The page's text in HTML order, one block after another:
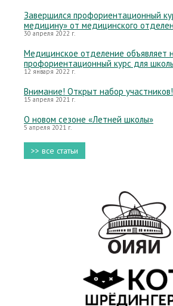
Завершился профориентационный
медицину» от медицинского
30 апреля 2022 г.
Медицинское отделение объявляет
профориентационный курс для
12 января 2022 г.
Внимание! Открыт набор участников!
15 апреля 2021 г.
О новом сезоне «Летней школы»
5 апреля 2021 г.
>> все статьи